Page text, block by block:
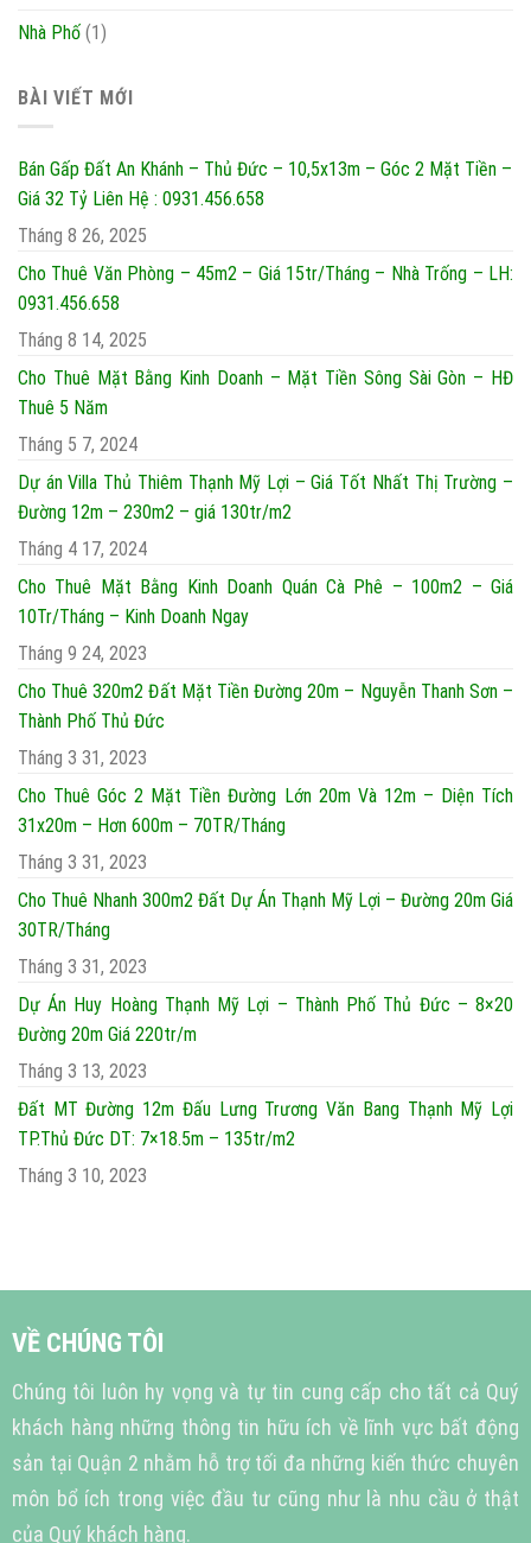
Nhà Phố (1)
BÀI VIẾT MỚI
Bán Gấp Đất An Khánh – Thủ Đức – 10,5x13m – Góc 2 Mặt Tiền –
Giá 32 Tỷ Liên Hệ : 0931.456.658
Tháng 8 26, 2025
Cho Thuê Văn Phòng – 45m2 – Giá 15tr/Tháng – Nhà Trống – LH:
0931.456.658
Tháng 8 14, 2025
Cho Thuê Mặt Bằng Kinh Doanh – Mặt Tiền Sông Sài Gòn – HĐ
Thuê 5 Năm
Tháng 5 7, 2024
Dự án Villa Thủ Thiêm Thạnh Mỹ Lợi – Giá Tốt Nhất Thị Trường –
Đường 12m – 230m2 – giá 130tr/m2
Tháng 4 17, 2024
Cho Thuê Mặt Bằng Kinh Doanh Quán Cà Phê – 100m2 – Giá
10Tr/Tháng – Kinh Doanh Ngay
Tháng 9 24, 2023
Cho Thuê 320m2 Đất Mặt Tiền Đường 20m – Nguyễn Thanh Sơn –
Thành Phố Thủ Đức
Tháng 3 31, 2023
Cho Thuê Góc 2 Mặt Tiền Đường Lớn 20m Và 12m – Diện Tích
31x20m – Hơn 600m – 70TR/Tháng
Tháng 3 31, 2023
Cho Thuê Nhanh 300m2 Đất Dự Án Thạnh Mỹ Lợi – Đường 20m Giá
30TR/Tháng
Tháng 3 31, 2023
Dự Án Huy Hoàng Thạnh Mỹ Lợi – Thành Phố Thủ Đức – 8×20
Đường 20m Giá 220tr/m
Tháng 3 13, 2023
Đất MT Đường 12m Đấu Lưng Trương Văn Bang Thạnh Mỹ Lợi
TP.Thủ Đức DT: 7×18.5m – 135tr/m2
Tháng 3 10, 2023
VỀ CHÚNG TÔI
Chúng tôi luôn hy vọng và tự tin cung cấp cho tất cả Quý
khách hàng những thông tin hữu ích về lĩnh vực bất động
sản tại Quận 2 nhằm hỗ trợ tối đa những kiến thức chuyên
môn bổ ích trong việc đầu tư cũng như là nhu cầu ở thật
của Quý khách hàng.